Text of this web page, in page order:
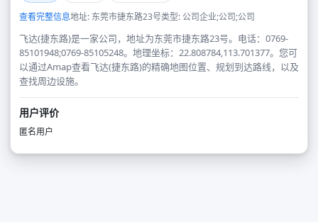
查看完整信息地址: 东莞市捷东路23号类型: 公司企业;公司;公司
飞达(捷东路)是一家公司，地址为东莞市捷东路23号。电话：0769-
85101948;0769-85105248。地理坐标：22.808784,113.701377。您可
以通过Amap查看飞达(捷东路)的精确地图位置、规划到达路线，以及
查找周边设施。
用户评价
匿名用户